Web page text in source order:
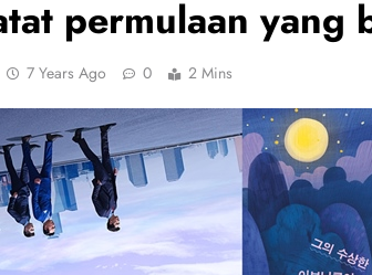
permulaan yang
7 Years Ago 0 2 Mins